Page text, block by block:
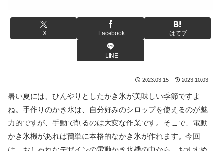
X Facebook はてブ
LINE
2023.03.15 2023.10.03
暑い夏には、ひんやりとしたかき氷が美味しい季節ですよ
ね。手作りのかき氷は、自分好みのシロップを使えるのが魅
力的ですが、手動で削るのは大変な作業です。そこで、電動
かき氷機があれば簡単に本格的なかき氷が作れます。今回
は、おしゃれなデザインの電動かき氷機の中から、おすすめ